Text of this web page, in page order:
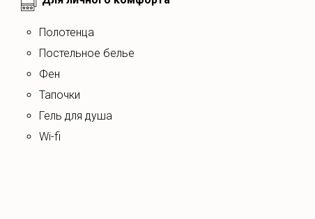
полотенца
постельное белье
фен
тапочки
гель для душа
wi-fi